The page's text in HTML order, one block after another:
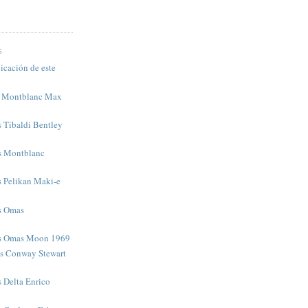
de este
Montblanc Max
Tibaldi Bentley
Montblanc
Pelikan Maki-e
Omas Moon 1969
Conway Stewart
Delta Enrico